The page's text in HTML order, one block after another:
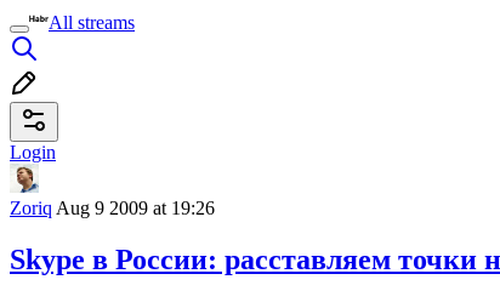
All streams
Login
Zoriq Aug 9 2009 at 19:26
Skype в России: расставляем точки